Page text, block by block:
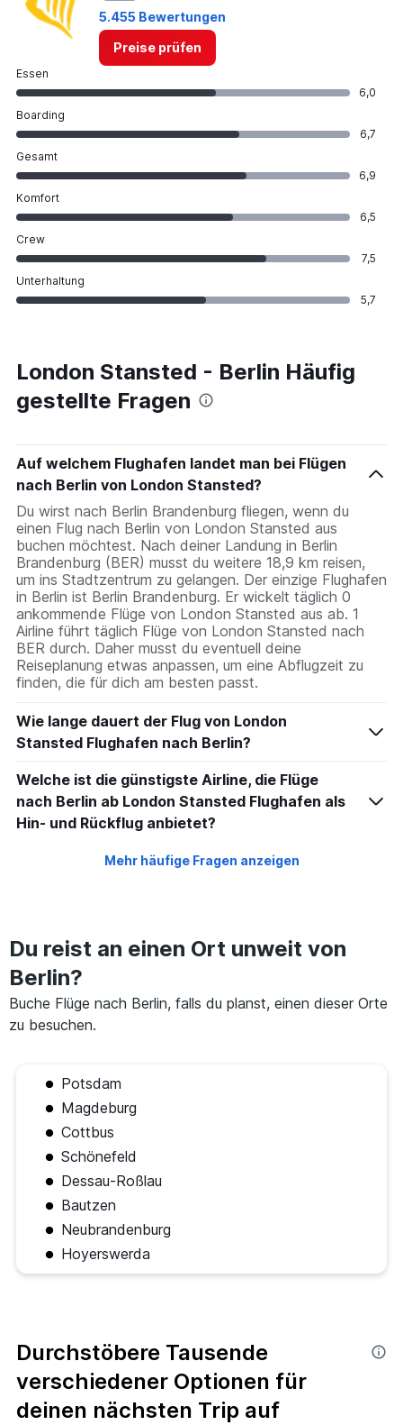
5.455 Bewertungen
Preise prüfen
Essen
6,0
Boarding
6,7
Gesamt
6,9
Komfort
6,5
Crew
7,5
Unterhaltung
5,7
London Stansted - Berlin Häufig
gestellte Fragen
Auf welchem Flughafen landet man bei Flügen
nach Berlin von London Stansted?
Du wirst nach Berlin Brandenburg fliegen, wenn du
einen Flug nach Berlin von London Stansted aus
buchen möchtest. Nach deiner Landung in Berlin
Brandenburg (BER) musst du weitere 18,9 km reisen,
um ins Stadtzentrum zu gelangen. Der einzige Flughafen
in Berlin ist Berlin Brandenburg. Er wickelt täglich 0
ankommende Flüge von London Stansted aus ab. 1
Airline führt täglich Flüge von London Stansted nach
BER durch. Daher musst du eventuell deine
Reiseplanung etwas anpassen, um eine Abflugzeit zu
finden, die für dich am besten passt.
Wie lange dauert der Flug von London
Stansted Flughafen nach Berlin?
Welche ist die günstigste Airline, die Flüge
nach Berlin ab London Stansted Flughafen als
Hin- und Rückflug anbietet?
Mehr häufige Fragen anzeigen
Du reist an einen Ort unweit von
Berlin?
Buche Flüge nach Berlin, falls du planst, einen dieser Orte
zu besuchen.
Potsdam
Magdeburg
Cottbus
Schönefeld
Dessau-Roßlau
Bautzen
Neubrandenburg
Hoyerswerda
Durchstöbere Tausende
verschiedener Optionen für
deinen nächsten Trip auf